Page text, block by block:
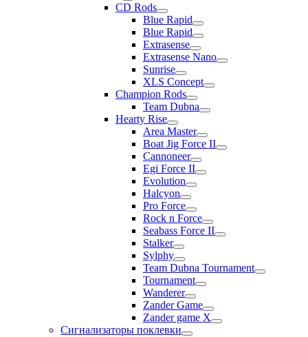
CD Rods
Blue Rapid
Blue Rapid
Extrasense
Extrasense Nano
Sunrise
XLS Concept
Champion Rods
Team Dubna
Hearty Rise
Area Master
Boat Jig Force II
Cannoneer
Egi Force II
Evolution
Halcyon
Pro Force
Rock n Force
Seabass Force II
Stalker
Sylphy
Team Dubna Tournament
Tournament
Wanderer
Zander Game
Zander game X
Сигнализаторы поклевки